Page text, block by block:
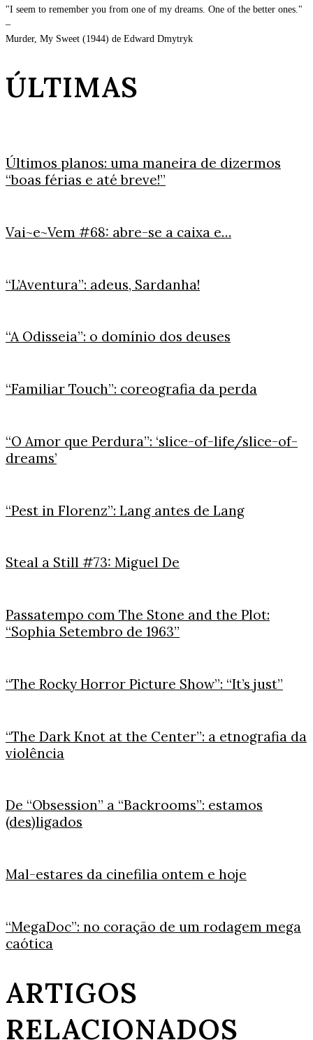
"I seem to remember you from one of my dreams. One of the better ones."
–
Murder, My Sweet (1944) de Edward Dmytryk
ÚLTIMAS
Últimos planos: uma maneira de dizermos
“boas férias e até breve!”
Vai~e~Vem #68: abre-se a caixa e…
“L’Aventura”: adeus, Sardanha!
“A Odisseia”: o domínio dos deuses
“Familiar Touch”: coreografia da perda
“O Amor que Perdura”: ‘slice-of-life/slice-of-
dreams’
“Pest in Florenz”: Lang antes de Lang
Steal a Still #73: Miguel De
Passatempo com The Stone and the Plot:
“Sophia Setembro de 1963”
“The Rocky Horror Picture Show”: “It’s just”
“The Dark Knot at the Center”: a etnografia da
violência
De “Obsession” a “Backrooms”: estamos
(des)ligados
Mal-estares da cinefilia ontem e hoje
“MegaDoc”: no coração de um rodagem mega
caótica
ARTIGOS
RELACIONADOS